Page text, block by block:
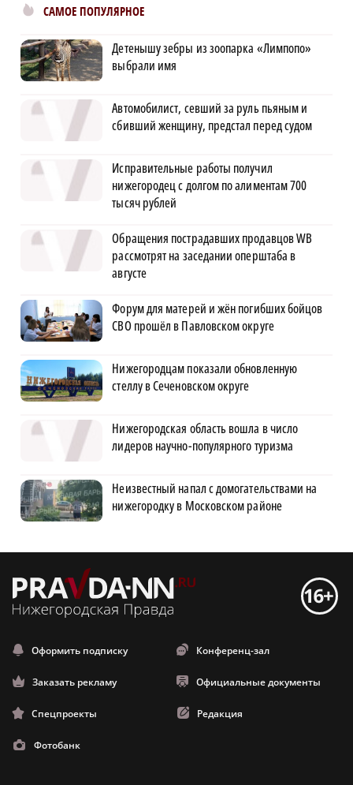
САМОЕ ПОПУЛЯРНОЕ
Детенышу зебры из зоопарка «Лимпопо»
выбрали имя
Автомобилист, севший за руль пьяным и
сбивший женщину, предстал перед судом
Исправительные работы получил
нижегородец с долгом по алиментам 700
тысяч рублей
Обращения пострадавших продавцов WB
рассмотрят на заседании оперштаба в
августе
Форум для матерей и жён погибших бойцов
СВО прошёл в Павловском округе
Нижегородцам показали обновленную
стеллу в Сеченовском округе
Нижегородская область вошла в число
лидеров научно-популярного туризма
Неизвестный напал с домогательствами на
нижегородку в Московском районе
Оформить подписку Конференц-зал
Заказать рекламу Официальные документы
Спецпроекты Редакция
Фотобанк